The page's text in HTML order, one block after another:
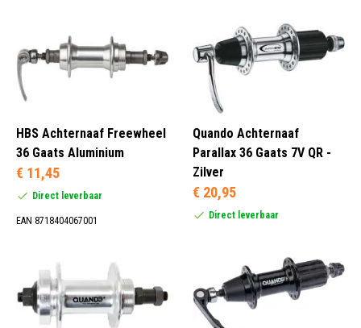
HBS Achternaaf Freewheel
36 Gaats Aluminium
€ 11,45
Direct leverbaar
EAN 8718404067001
Quando Achternaaf
Parallax 36 Gaats 7V QR -
Zilver
€ 20,95
Direct leverbaar